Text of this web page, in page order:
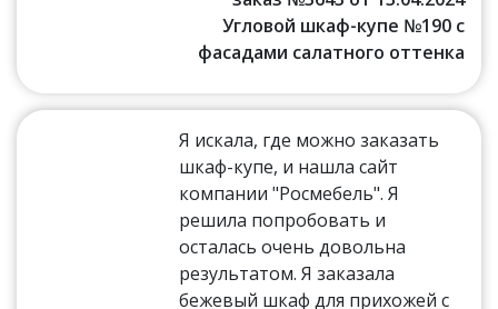
Угловой шкаф-купе №190 с
фасадами салатного оттенка
Я искала, где можно заказать
шкаф-купе, и нашла сайт
компании "Росмебель". Я
решила попробовать и
осталась очень довольна
результатом. Я заказала
бежевый шкаф для прихожей с